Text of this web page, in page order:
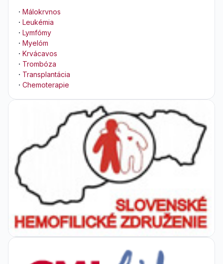
· Málokrvnos
· Leukémia
· Lymfómy
· Myelóm
· Krvácavos
· Trombóza
· Transplantácia
· Chemoterapie